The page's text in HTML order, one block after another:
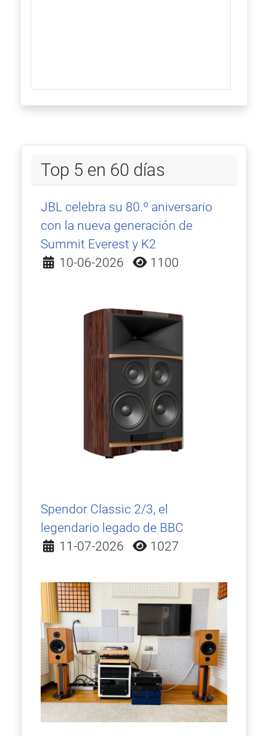
Top 5 en 60 días
JBL celebra su 80.º aniversario
con la nueva generación de
Summit Everest y K2
Detalles
10-06-2026 1100
Spendor Classic 2/3, el
legendario legado de BBC
Detalles
11-07-2026 1027